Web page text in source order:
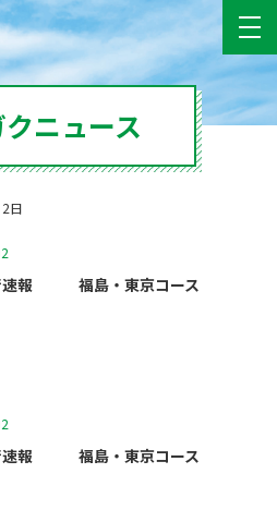
ニュース
2日
速報 福島・東京コース
速報 福島・東京コース